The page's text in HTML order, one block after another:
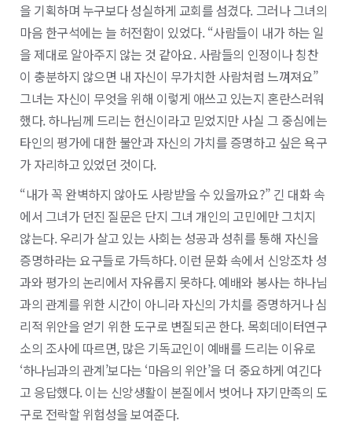
을 기획하며 누구보다 성실하게 교회를 섬겼다. 그러나 그녀의
마음 한구석에는 늘 허전함이 있었다. “사람들이 내가 하는 일
을 제대로 알아주지 않는 것 같아요. 사람들의 인정이나 칭찬
이 충분하지 않으면 내 자신이 무가치한 사람처럼 느껴져요”
그녀는 자신이 무엇을 위해 이렇게 애쓰고 있는지 혼란스러워
했다. 하나님께 드리는 헌신이라고 믿었지만 사실 그 중심에는
타인의 평가에 대한 불안과 자신의 가치를 증명하고 싶은 욕구
가 자리하고 있었던 것이다.
“내가 꼭 완벽하지 않아도 사랑받을 수 있을까요?” 긴 대화 속
에서 그녀가 던진 질문은 단지 그녀 개인의 고민에만 그치지
않는다. 우리가 살고 있는 사회는 성공과 성취를 통해 자신을
증명하라는 요구들로 가득하다. 이런 문화 속에서 신앙조차 성
과와 평가의 논리에서 자유롭지 못하다. 예배와 봉사는 하나님
과의 관계를 위한 시간이 아니라 자신의 가치를 증명하거나 심
리적 위안을 얻기 위한 도구로 변질되곤 한다. 목회데이터연구
소의 조사에 따르면, 많은 기독교인이 예배를 드리는 이유로
‘하나님과의 관계’보다는 ‘마음의 위안’을 더 중요하게 여긴다
고 응답했다. 이는 신앙생활이 본질에서 벗어나 자기만족의 도
구로 전락할 위험성을 보여준다.